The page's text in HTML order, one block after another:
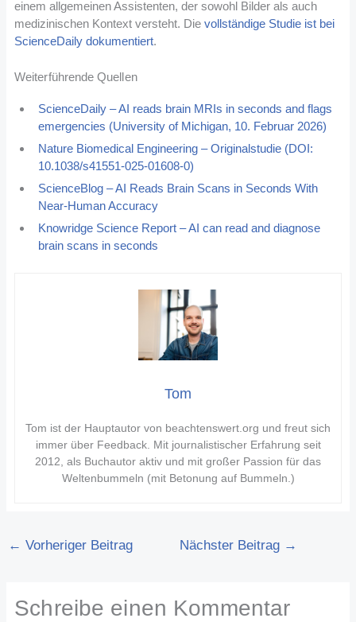
einem allgemeinen Assistenten, der sowohl Bilder als auch
medizinischen Kontext versteht. Dievollständige Studie ist bei
ScienceDaily dokumentiert.
Weiterführende Quellen
ScienceDaily – AI reads brain MRIs in seconds and flags
emergencies (University of Michigan, 10. Februar 2026)
Nature Biomedical Engineering – Originalstudie (DOI:
10.1038/s41551-025-01608-0)
ScienceBlog – AI Reads Brain Scans in Seconds With
Near-Human Accuracy
Knowridge Science Report – AI can read and diagnose
brain scans in seconds
Tom
Tom ist der Hauptautor von beachtenswert.org und freut sich
immer über Feedback. Mit journalistischer Erfahrung seit
2012, als Buchautor aktiv und mit großer Passion für das
Weltenbummeln (mit Betonung auf Bummeln.)
← Vorheriger Beitrag Nächster Beitrag →
Schreibe einen Kommentar